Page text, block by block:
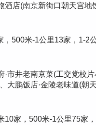
店(南京新街口朝天宫地
500米-1公里13家，1-2
市井老南京菜(工交党校
大鹏饭店·金陵老味道(朝
家，500米-1公里75家